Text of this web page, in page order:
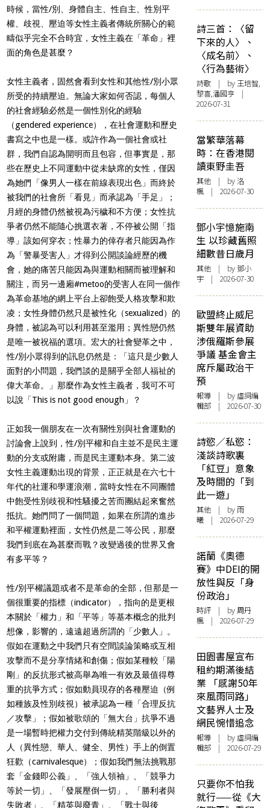
時候，當性/別、身體自主、性自主、性別平
權、歧視、壓迫等女性主義者傳統所關心的範
疇似乎完全不合時宜，女性主義在「革命」裡
面的角色是甚麼？
女性主義者，固然會看到女性和其他性/別小眾
所受的持續壓迫。無論大家如何否認，每個人
的社會經驗必然是一個性別化的經驗
（gendered experience），在社會運動和歷史
書寫之中也是一樣。或許作為一個社會或社
群，我們自認為開明而且包容，但事實是，那
些在歷史上不同運動中從未缺席的女性，僅因
為她們「像男人一樣在前線表現出色」而終於
被我們的社會所「看見」而承認為「手足」；
月經的身體仍然被視為污穢和不方便；女性抗
爭者仍然不能隨心挑選衣著，不停被公開「指
導」該如何穿衣；性暴力的倖存者只能因為作
為「警暴受害人」才得到公開談論經歷的機
會，她的痛苦只能因為與運動相關而被理解和
關注，而另一邊廂#metoo的受害人在同一個作
為革命基地的網上平台上卻飽受人格攻擊和欺
凌；女性身體仍然只是被性化（sexualized）的
身體，被認為可以利用甚至濫用；異性戀仍然
是唯一被祝福的選項。宏大的社會變革之中，
性/別小眾得到的訊息仍然是：「這只是少數人
面對的小問題，我們談的是關乎全部人福祉的
偉大革命。」那麼作為女性主義者，我可不可
以說「This is not good enough」？
正如我一個朋友在一次有關性別與社會運動的
討論會上說到，性/別平權和自主並不是民主運
動的分支或附庸，而是民主運動本身。第二波
女性主義運動出現的背景，正正就是在六七十
年代的社運和學運浪潮，當時女性在不同團體
中飽受性別歧視和性騷擾之苦而團結起來奮然
抵抗。她們問了一個問題，如果在所謂的進步
和平權運動裡面，女性仍然是二等公民，那麼
我們到底在為甚麼而戰？改變過後的世界又會
有多平等？
性/別平權議題或者不是革命的全部，但那是一
個很重要的指標（indicator），指向的是更根
本關於「權力」和「平等」等基本概念的批判
想像，影響的，遠遠超過所謂的「少數人」。
假如在運動之中我們只有空間談論策略或互相
攻擊而不是分享情緒和創傷；假如某種較「陽
剛」的反抗形式被高舉為唯一有效及最值得尊
重的抗爭方式；假如動員現存的各種壓迫（例
如種族及性別歧視）被承認為一種「合理反抗
／攻擊」；假如被歌頌的「無大台」抗爭不過
是一場暫時把權力交付到傳統精英階級以外的
人（異性戀、華人、健全、男性）手上的倒置
狂歡（carnivalesque）；假如我們無法挑戰那
套「金錢即公義」、「強人領袖」、「競爭力
等於一切」、「發展壓倒一切」、「勝利者與
失敗者」、「精英與廢青」、「戰士與後
詩三首：〈留
下來的人〉、
〈成名前〉、
〈行為藝術〉
詩歌 | by 王培智,
黎喜,潘國亨 |
2026-07-31
當繁華落幕
時：在香港閱
讀東野圭吾
其他 | by洛
楓 | 2026-07-30
鄧小宇憶施南
生 以珍藏舊照
細數昔日歲月
其他 | by 鄧小
宇 | 2026-07-30
歐盟終止威尼
斯雙年展資助
涉俄羅斯參展
爭議 基金會主
席斥屬政治干
預
報導 | by 虛詞編
輯部 | 2026-07-30
詩慾／私慾：
淺談詩歌裏
「紅豆」意象
及時間的「到
此一遊」
其他 | by 雨
曦 | 2026-07-29
諾蘭《奧德
賽》中DEI的開
放性與反「身
份政治」
時評 | by周丹
楓 | 2026-07-29
田園書屋宣布
租約期滿後結
業 「感謝50年
來風雨同路」
文藝界人士及
網民惋惜追念
報導 | by 虛詞編
輯部 | 2026-07-29
只要你不怕我
就行——從《大